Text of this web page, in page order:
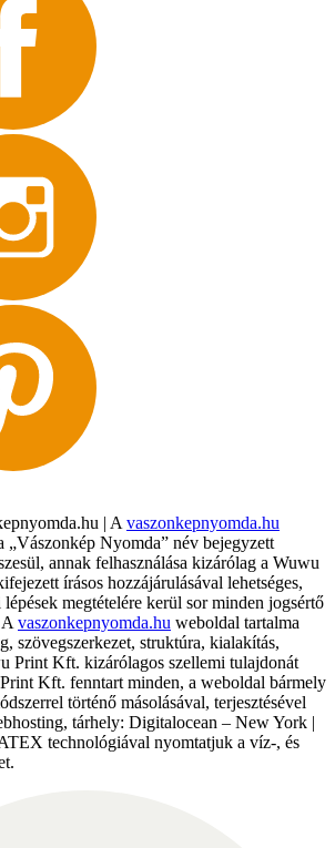
| A vaszonkepnyomda.hu
„Vászonkép Nyomda” név bejegyzett
annak felhasználása kizárólag a Wuwu
írásos hozzájárulásával lehetséges,
megtételére kerül sor minden jogsértő
vaszonkepnyomda.hu weboldal tartalma
szövegszerkezet, struktúra, kialakítás,
Print Kft. kizárólagos szellemi tulajdonát
Kft. fenntart minden, a weboldal bármely
történő másolásával, terjesztésével
tárhely: Digitalocean – New York |
technológiával nyomtatjuk a víz-, és